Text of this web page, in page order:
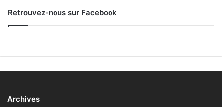
Retrouvez-nous sur Facebook
Archives